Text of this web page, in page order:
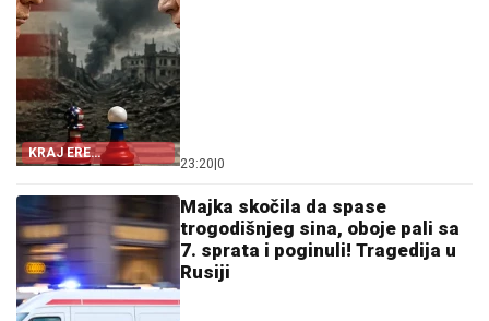
KRAJ ERE
STRATEŠKIH
23:20 0
Majka skočila da spase
trogodišnjeg sina, oboje pali sa
7. sprata i poginuli! Tragedija u
Rusiji